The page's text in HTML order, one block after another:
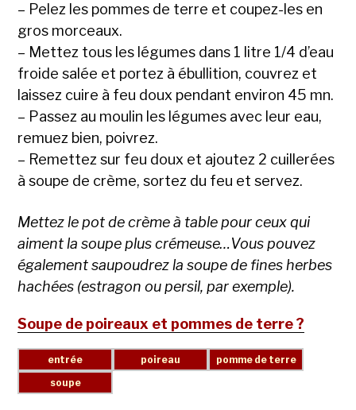
– Pelez les pommes de terre et coupez-les en
gros morceaux.
– Mettez tous les légumes dans 1 litre 1/4 d’eau
froide salée et portez à ébullition, couvrez et
laissez cuire à feu doux pendant environ 45 mn.
– Passez au moulin les légumes avec leur eau,
remuez bien, poivrez.
– Remettez sur feu doux et ajoutez 2 cuillerées
à soupe de crème, sortez du feu et servez.
Mettez le pot de crème à table pour ceux qui
aiment la soupe plus crémeuse…Vous pouvez
également saupoudrez la soupe de fines herbes
hachées (estragon ou persil, par exemple).
Soupe de poireaux et pommes de terre ?